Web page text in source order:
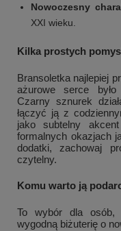
Nowoczesny
XXI wieku.
Kilka prostych
Bransoletka najlepiej
ażurowe serce
Czarny sznurek
łączyć ją z
jako subtelny
formalnych okazjach
dodatki, zachowaj
czytelny.
Komu warto ją
To wybór dla osób,
wygodną biżuterię o